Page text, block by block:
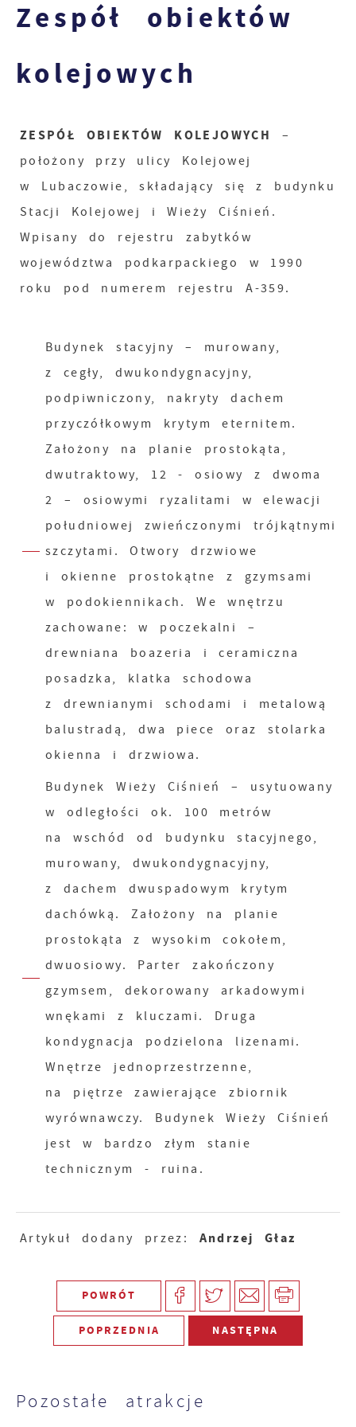
Zespół obiektów
kolejowych
ZESPÓŁ OBIEKTÓW KOLEJOWYCH
–
położony przy ulicy Kolejowej
w Lubaczowie, składający się z budynku
Stacji Kolejowej i Wieży Ciśnień.
Wpisany do rejestru zabytków
województwa podkarpackiego w 1990
roku pod numerem rejestru A-359.
Budynek stacyjny – murowany,
z cegły, dwukondygnacyjny,
podpiwniczony, nakryty dachem
przyczółkowym krytym eternitem.
Założony na planie prostokąta,
dwutraktowy, 12 - osiowy z dwoma
2 – osiowymi ryzalitami w elewacji
południowej zwieńczonymi trójkątnymi
szczytami. Otwory drzwiowe
i okienne prostokątne z gzymsami
w podokiennikach. We wnętrzu
zachowane: w poczekalni –
drewniana boazeria i ceramiczna
posadzka, klatka schodowa
z drewnianymi schodami i metalową
balustradą, dwa piece oraz stolarka
okienna i drzwiowa.
Budynek Wieży Ciśnień – usytuowany
w odległości ok. 100 metrów
na wschód od budynku stacyjnego,
murowany, dwukondygnacyjny,
z dachem dwuspadowym krytym
dachówką. Założony na planie
prostokąta z wysokim cokołem,
dwuosiowy. Parter zakończony
gzymsem, dekorowany arkadowymi
wnękami z kluczami. Druga
kondygnacja podzielona lizenami.
Wnętrze jednoprzestrzenne,
na piętrze zawierające zbiornik
wyrównawczy. Budynek Wieży Ciśnień
jest w bardzo złym stanie
technicznym - ruina.
Artykuł dodany przez: Andrzej Głaz
POWRÓT
POPRZEDNIA NASTĘPNA
Pozostałe atrakcje